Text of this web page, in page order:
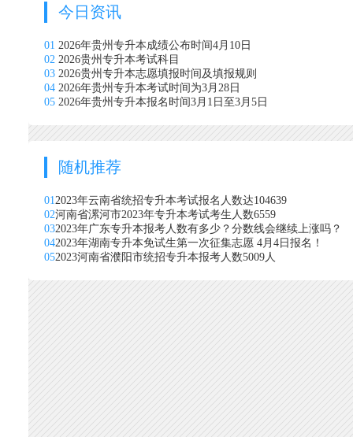
今日资讯
01 2026年贵州专升本成绩公布时间4月10日
02 2026贵州专升本考试科目
03 2026贵州专升本志愿填报时间及填报规则
04 2026年贵州专升本考试时间为3月28日
05 2026年贵州专升本报名时间3月1日至3月5日
随机推荐
012023年云南省统招专升本考试报名人数达104639
02河南省漯河市2023年专升本考试考生人数6559
032023年广东专升本报考人数有多少？分数线会继续上涨吗？
042023年湖南专升本免试生第一次征集志愿 4月4日报名！
052023河南省濮阳市统招专升本报考人数5009人